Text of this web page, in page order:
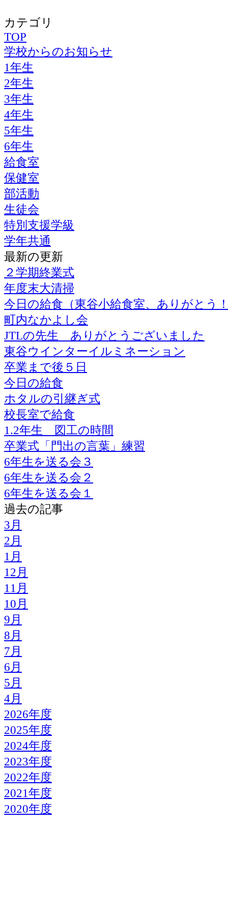
カテゴリ
TOP
学校からのお知らせ
1年生
2年生
3年生
4年生
5年生
6年生
給食室
保健室
部活動
生徒会
特別支援学級
学年共通
最新の更新
２学期終業式
年度末大清掃
今日の給食（東谷小給食室、ありがとう
町内なかよし会
JTLの先生 ありがとうございました
東谷ウインターイルミネーション
卒業まで後５日
今日の給食
ホタルの引継ぎ式
校長室で給食
1.2年生 図工の時間
卒業式「門出の言葉」練習
6年生を送る会３
6年生を送る会２
6年生を送る会１
過去の記事
3月
2月
1月
12月
11月
10月
9月
8月
7月
6月
5月
4月
2026年度
2025年度
2024年度
2023年度
2022年度
2021年度
2020年度